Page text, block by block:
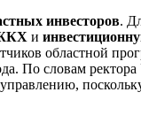
инвесторов.
ЖКХ и
областной
По словам